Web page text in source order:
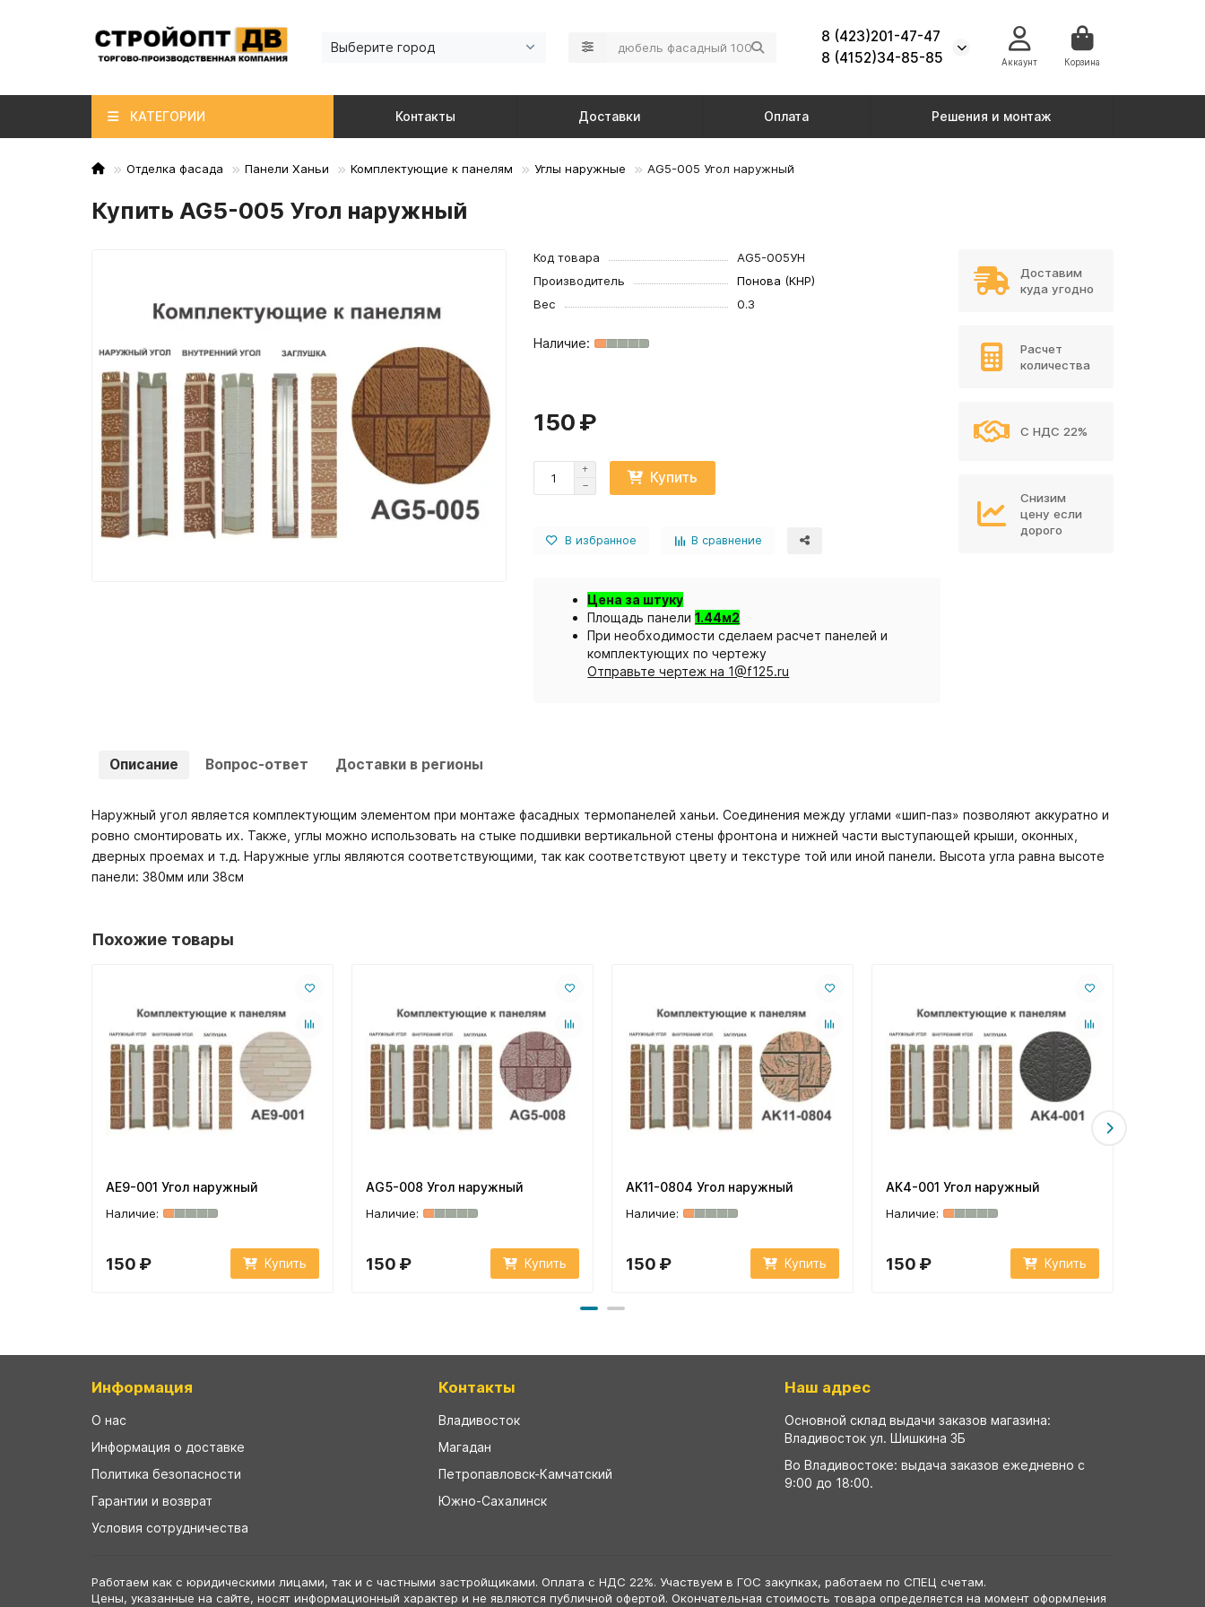
Выберите город
8 (423)201-47-47
8 (4152)34-85-85
Аккаунт Корзина
КАТЕГОРИИ Контакты Доставки Оплата Решения и монтаж
Отделка фасада Панели Ханьи Комплектующие к панелям Углы наружные AG5-005 Угол наружный
Купить AG5-005 Угол наружный
Код товара
AG5-005УН
Производитель
Понова (КНР)
Вес
0.3
150 ₽
Купить
В избранное В сравнение
Цена за штуку
Площадь панели1.44м2
При необходимости сделаем расчет панелей и
комплектующих по чертежу
Отправьте чертеж на 1@f125.ru
Доставим
куда угодно
Расчет
количества
С НДС 22%
Снизим
цену если
дорого
Описание Вопрос-ответ Доставки в регионы
Наружный угол является комплектующим элементом при монтаже фасадных термопанелей ханьи. Соединения между углами «шип-паз» позволяют аккуратно и
ровно смонтировать их. Также, углы можно использовать на стыке подшивки вертикальной стены фронтона и нижней части выступающей крыши, оконных,
дверных проемах и т.д. Наружные углы являются соответствующими, так как соответствуют цвету и текстуре той или иной панели. Высота угла равна высоте
панели: 380мм или 38см
Похожие товары
AE9-001 Угол наружный
150 ₽ Купить
AG5-008 Угол наружный
150 ₽ Купить
AK11-0804 Угол наружный
150 ₽ Купить
AK4-001 Угол наружный
150 ₽ Купить
Информация
О нас
Информация о доставке
Политика безопасности
Гарантии и возврат
Условия сотрудничества
Контакты
Владивосток
Магадан
Петропавловск-Камчатский
Южно-Сахалинск
Наш адрес
Основной склад выдачи заказов магазина:
Владивосток ул. Шишкина 3Б
Во Владивостоке: выдача заказов ежедневно с
9:00 до 18:00.
Работаем как с юридическими лицами, так и с частными застройщиками. Оплата с НДС 22%. Участвуем в ГОС закупках, работаем по СПЕЦ счетам.
Цены, указанные на сайте, носят информационный характер и не являются публичной офертой. Окончательная стоимость товара определяется на момент оформления